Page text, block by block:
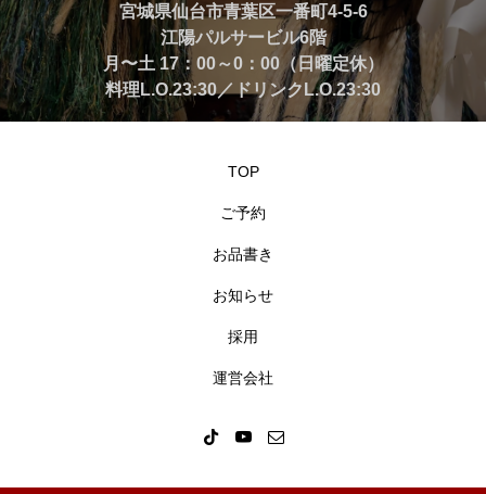
宮城県仙台市青葉区一番町4-5-6
江陽パルサービル6階
月〜土 17：00～0：00（日曜定休）
料理L.O.23:30／ドリンクL.O.23:30
TOP
ご予約
お品書き
お知らせ
採用
運営会社